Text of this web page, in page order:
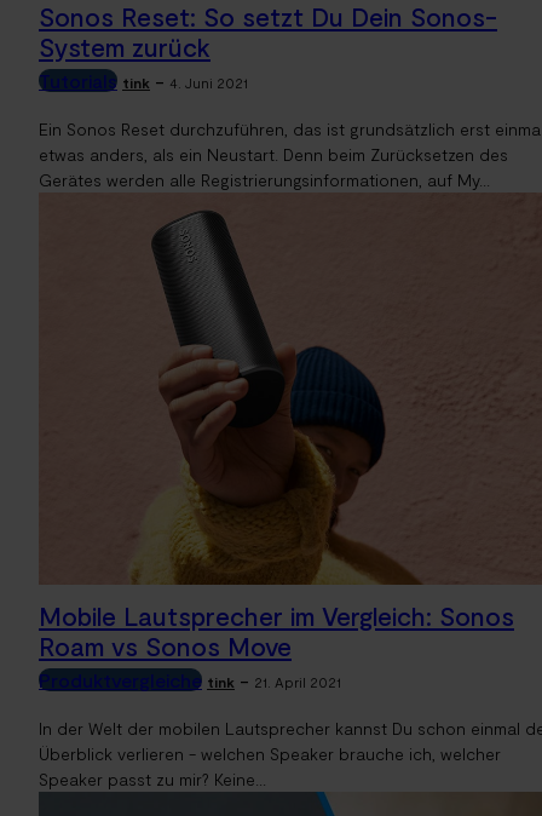
Sonos Reset: So setzt Du Dein Sonos-
System zurück
Tutorials tink - 4. Juni 2021
Ein Sonos Reset durchzuführen, das ist grundsätzlich erst
etwas anders, als ein Neustart. Denn beim Zurücksetzen des
Gerätes werden alle Registrierungsinformationen, auf My...
Mobile Lautsprecher im Vergleich: Sonos
Roam vs Sonos Move
Produktvergleiche tink - 21. April 2021
In der Welt der mobilen Lautsprecher kannst Du schon einmal
Überblick verlieren - welchen Speaker brauche ich, welcher
Speaker passt zu mir? Keine...